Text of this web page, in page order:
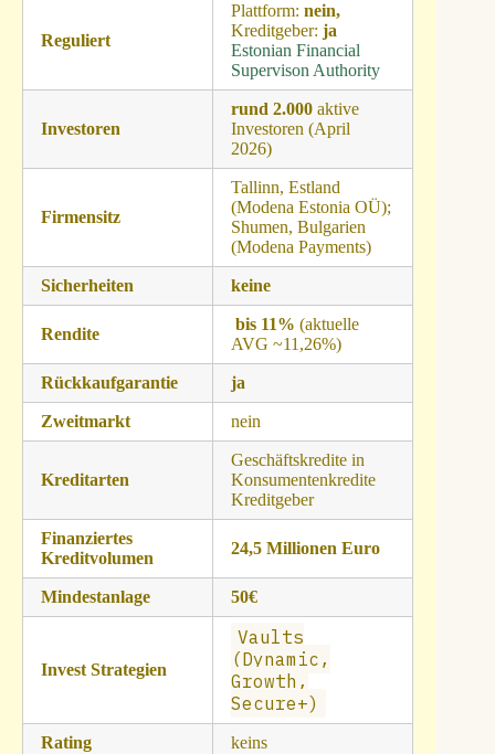
Reguliert
Plattform: nein,
Kreditgeber: ja
Estonian Financial
Supervison Authority
Investoren
rund 2.000aktive
Investoren (April
2026)
Firmensitz
Tallinn, Estland
(Modena Estonia OÜ);
Shumen, Bulgarien
(Modena Payments)
Sicherheiten keine
Rendite
bis 11% (aktuelle
AVG ~11,26%)
Rückkaufgarantie ja
Zweitmarkt nein
Kreditarten
Geschäftskredite in
Konsumentenkredite
Kreditgeber
Finanziertes
Kreditvolumen
24,5 Millionen Euro
Mindestanlage 50€
Invest Strategien
Vaults
(Dynamic,
Growth,
Secure+)
Rating keins